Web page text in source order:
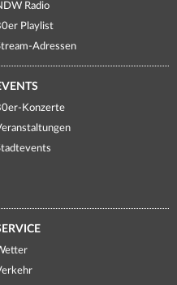
Radio
Playlist
Adressen
Konzerte